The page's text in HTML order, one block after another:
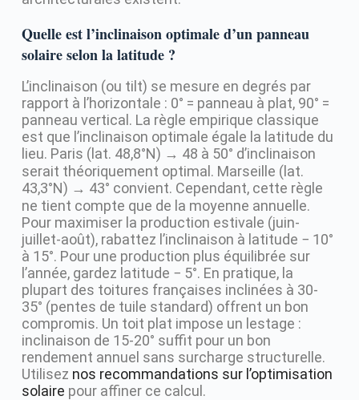
Quelle est l’inclinaison optimale d’un panneau
solaire selon la latitude ?
L’inclinaison (ou tilt) se mesure en degrés par
rapport à l’horizontale : 0° = panneau à plat, 90° =
panneau vertical. La règle empirique classique
est que l’inclinaison optimale égale la latitude du
lieu. Paris (lat. 48,8°N) → 48 à 50° d’inclinaison
serait théoriquement optimal. Marseille (lat.
43,3°N) → 43° convient. Cependant, cette règle
ne tient compte que de la moyenne annuelle.
Pour maximiser la production estivale (juin-
juillet-août), rabattez l’inclinaison à latitude − 10°
à 15°. Pour une production plus équilibrée sur
l’année, gardez latitude − 5°. En pratique, la
plupart des toitures françaises inclinées à 30-
35° (pentes de tuile standard) offrent un bon
compromis. Un toit plat impose un lestage :
inclinaison de 15-20° suffit pour un bon
rendement annuel sans surcharge structurelle.
Utilisez nos recommandations sur l’optimisation
solaire pour affiner ce calcul.